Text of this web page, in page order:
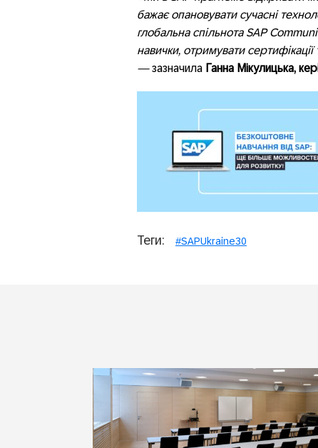
бажає опановувати сучасні
глобальна спільнота SAP
навички, отримувати
—зазначила Ганна Мікулицька,
Теги: #SAPUkraine30